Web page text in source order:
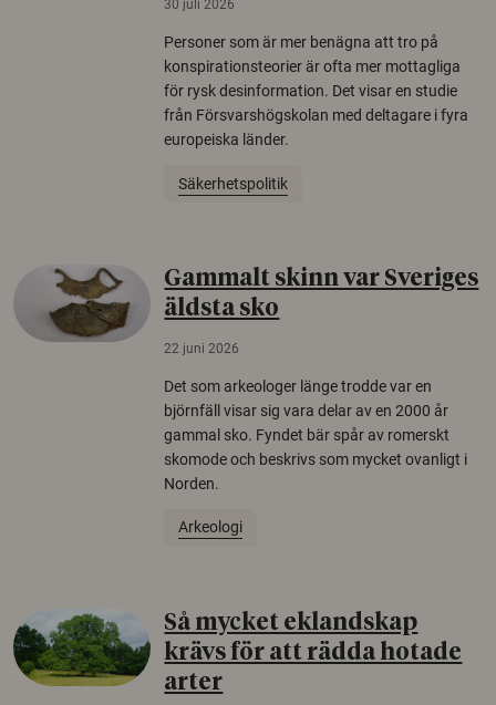
30 juli 2026
Personer som är mer benägna att tro på
konspirationsteorier är ofta mer mottagliga
för rysk desinformation. Det visar en studie
från Försvarshögskolan med deltagare i fyra
europeiska länder.
Säkerhetspolitik
Gammalt skinn var Sveriges
äldsta sko
22 juni 2026
Det som arkeologer länge trodde var en
björnfäll visar sig vara delar av en 2000 år
gammal sko. Fyndet bär spår av romerskt
skomode och beskrivs som mycket ovanligt i
Norden.
Arkeologi
Så mycket eklandskap
krävs för att rädda hotade
arter